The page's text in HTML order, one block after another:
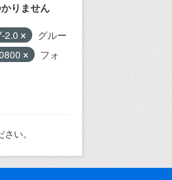
りません
2.0
グルー
フォ
い。